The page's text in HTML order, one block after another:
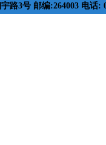
路3号 邮编:264003 电话